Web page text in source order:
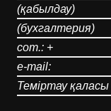
(қабылдау)
(бухгалтерия)
сот.: +
e-mail:
Теміртау